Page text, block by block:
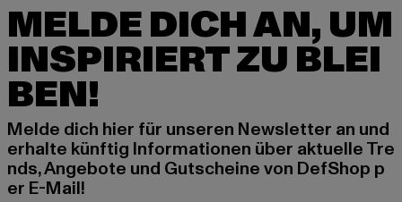
MELDE DICH AN, UM
INSPIRIERT ZU BLEI
BEN!
Melde dich hier für unseren Newsletter an und
erhalte künftig Informationen über aktuelle Tre
nds, Angebote und Gutscheine von DefShop p
er E-Mail!